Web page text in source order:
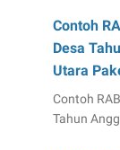
Contoh
Desa
Utara
Contoh
Tahun